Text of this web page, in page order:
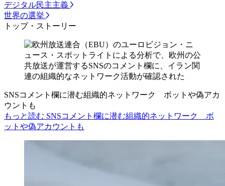
デジタル民主主義
世界の選挙
トップ・ストーリー
SNSコメント欄に潜む組織的ネットワーク ボットや偽アカ
ウントも
もっと読む SNSコメント欄に潜む組織的ネットワーク ボ
ットや偽アカウントも